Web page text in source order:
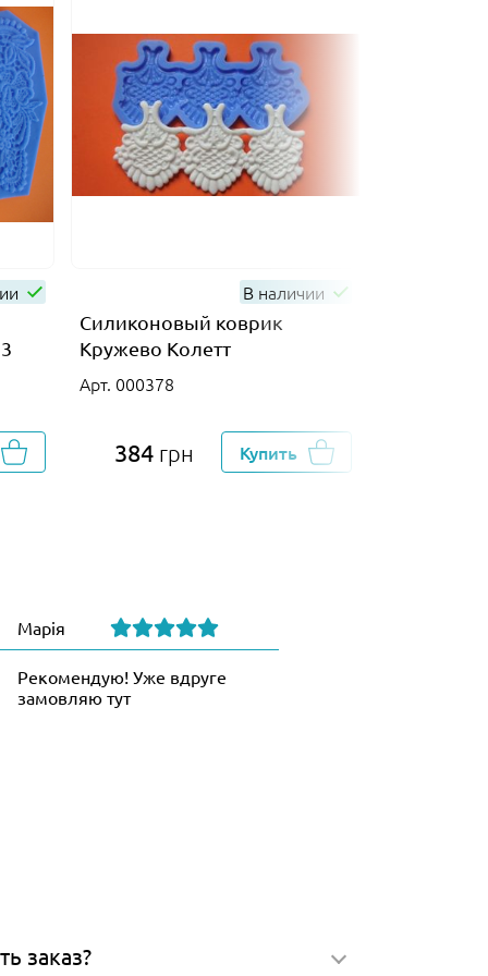
В наличии
Силиконовый коврик
Кружево Колетт
Арт. 000378
384 грн Купить
Марія
Рекомендую! Уже вдруге
замовляю тут
заказ?